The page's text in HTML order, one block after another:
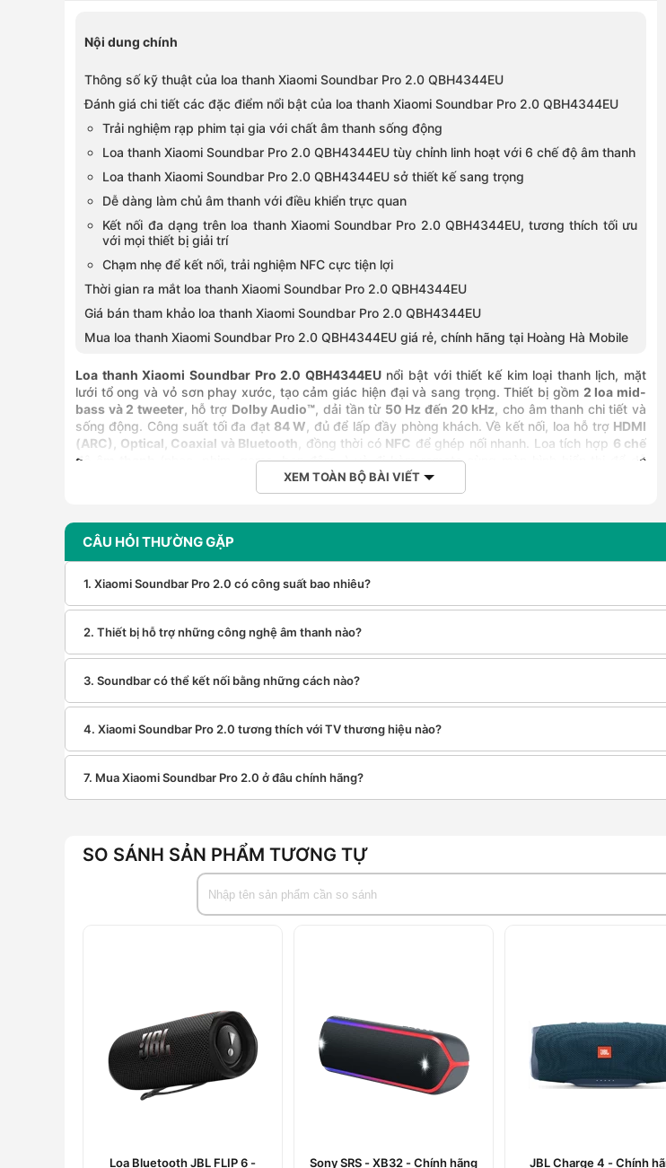
Nội dung chính
Thông số kỹ thuật của loa thanh Xiaomi Soundbar Pro 2.0 QBH4344EU
Đánh giá chi tiết các đặc điểm nổi bật của loa thanh Xiaomi Soundbar Pro 2.0 QBH4344EU
Trải nghiệm rạp phim tại gia với chất âm thanh sống động
Loa thanh Xiaomi Soundbar Pro 2.0 QBH4344EU tùy chỉnh linh hoạt với 6 chế độ âm thanh
Loa thanh Xiaomi Soundbar Pro 2.0 QBH4344EU sở thiết kế sang trọng
Dễ dàng làm chủ âm thanh với điều khiển trực quan
Kết nối đa dạng trên loa thanh Xiaomi Soundbar Pro 2.0 QBH4344EU, tương thích tối ưu
với mọi thiết bị giải trí
Chạm nhẹ để kết nối, trải nghiệm NFC cực tiện lợi
Thời gian ra mắt loa thanh Xiaomi Soundbar Pro 2.0 QBH4344EU
Giá bán tham khảo loa thanh Xiaomi Soundbar Pro 2.0 QBH4344EU
Mua loa thanh Xiaomi Soundbar Pro 2.0 QBH4344EU giá rẻ, chính hãng tại Hoàng Hà Mobile
Loa thanh Xiaomi Soundbar Pro 2.0 QBH4344EUnổi bật với thiết kế kim loại thanh lịch, mặt
lưới tổ ong và vỏ sơn phay xước, tạo cảm giác hiện đại và sang trọng. Thiết bị gồm 2 loa mid-
bass và 2 tweeter, hỗ trợ Dolby Audio™, dải tần từ 50 Hz đến 20 kHz, cho âm thanh chi tiết và
sống động. Công suất tối đa đạt 84 W , đủ để lấp đầy phòng khách. Về kết nối, loa hỗ trợ HDMI
(ARC), Optical, Coaxial và Bluetooth , đồng thời có NFC để ghép nối nhanh. Loa tích hợp 6 chế
độ âm thanh
(nhạc, phim, game, ban đêm…) và đi kèm remote cùng màn hình hiển thị để dễ
theo dõi trạng thái kết nối và thay đổi chế độ.
Hỗ trợ Dolby Audio™ kết hợp hệ thống 2 loa mid-bass và 2 tweeter để tái hiện âm thanh
đầy đủ, sống động.
Dải tần rộng 50Hz - 20kHz, giúp xử lý từ âm trầm tới âm cao một cách chi tiết.
Công suất cực đại lên tới 84W, đủ mạnh để lấp đầy phòng khách với âm thanh ấn tượng.
Kết nối linh hoạt qua HDMI (ARC), Optical, Coaxial và Bluetooth, giúp tương thích đa dạng
thiết bị giải trí.
Tích hợp NFC để ghép nối Bluetooth nhanh chóng chỉ bằng cách chạm điện thoại (Android
8.1 trở lên).
Hỗ trợ 6 chế độ âm thanh (music, film, game, night, news, standard).
Thông số kỹ thuật của loa thanh Xiaomi Soundbar Pro 2.0
Danh mục
Thông số
84W
BluetoothCoaxial inputOptical inputHDMI (ARC)
Kích thước
840mm × 87mm × 60mm
Trọng lượng
2300±50g
XEM TOÀN BỘ BÀI VIẾT
CÂU HỎI THƯỜNG GẶP
1. Xiaomi Soundbar Pro 2.0 có công suất bao nhiêu?
2. Thiết bị hỗ trợ những công nghệ âm thanh nào?
3. Soundbar có thể kết nối bằng những cách nào?
4. Xiaomi Soundbar Pro 2.0 tương thích với TV thương hiệu nào?
7. Mua Xiaomi Soundbar Pro 2.0 ở đâu chính hãng?
SO SÁNH SẢN PHẨM TƯƠNG TỰ
Loa Bluetooth JBL FLIP 6 -
Sony SRS - XB32 - Chính hãng JBL Charge 4 - Chính